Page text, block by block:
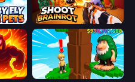
Shoot Brainrot
Obby: Legendary Dragon Steal Beanstalk for Brainrots